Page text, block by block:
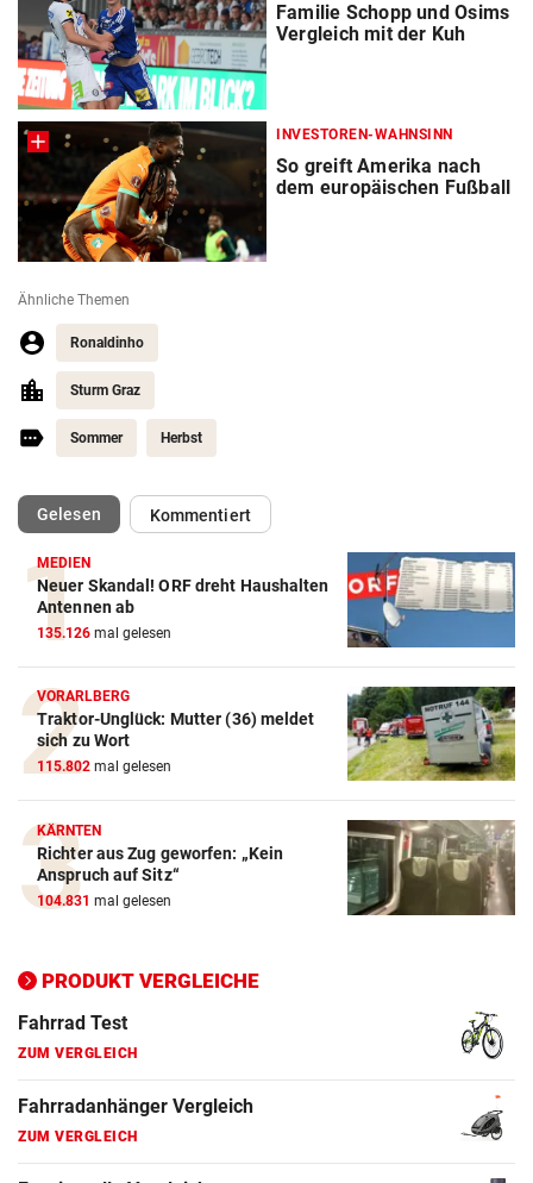
Familie Schopp und Osims
Vergleich mit der Kuh
INVESTOREN-WAHNSINN
So greift Amerika nach
dem europäischen Fußball
Ähnliche Themen
Ronaldinho
Sturm Graz
Sommer Herbst
Gelesen(ausgewählt)Kommentiert
MEDIEN
Neuer Skandal! ORF dreht Haushalten
Antennen ab
135.126 mal gelesen
VORARLBERG
Traktor-Unglück: Mutter (36) meldet
sich zu Wort
115.802 mal gelesen
KÄRNTEN
Richter aus Zug geworfen: „Kein
Anspruch auf Sitz“
104.831 mal gelesen
PRODUKT VERGLEICHE
Action-Cam Vergleich
ZUM VERGLEICH
Crosstrainer Vergleich
ZUM VERGLEICH
E-Bike Vergleich
ZUM VERGLEICH
Elektro-Scooter Vergleich
ZUM VERGLEICH
ZUM VERGLEICH
Fahrrad Test
ZUM VERGLEICH
Fahrradanhänger Vergleich
ZUM VERGLEICH